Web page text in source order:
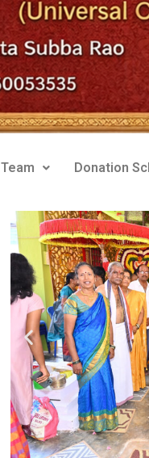
Team Donation